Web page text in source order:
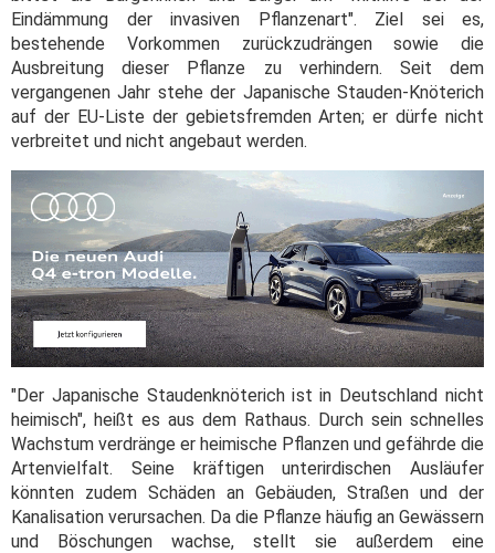
Eindämmung der invasiven Pflanzenart". Ziel sei es,
bestehende Vorkommen zurückzudrängen sowie die
Ausbreitung dieser Pflanze zu verhindern. Seit dem
vergangenen Jahr stehe der Japanische Stauden-Knöterich
auf der EU-Liste der gebietsfremden Arten; er dürfe nicht
verbreitet und nicht angebaut werden.
"Der Japanische Staudenknöterich ist in Deutschland nicht
heimisch", heißt es aus dem Rathaus. Durch sein schnelles
Wachstum verdränge er heimische Pflanzen und gefährde die
Artenvielfalt. Seine kräftigen unterirdischen Ausläufer
könnten zudem Schäden an Gebäuden, Straßen und der
Kanalisation verursachen. Da die Pflanze häufig an Gewässern
und Böschungen wachse, stellt sie außerdem eine